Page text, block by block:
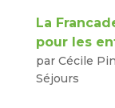
La
pour les
par Cécile
Séjours